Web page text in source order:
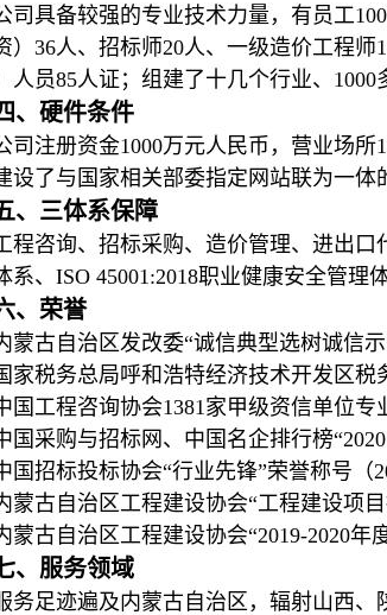
司具备较强的专业技术力量，有员工
）36人、招标师20人、一级造价工程
人员85人证；组建了十几个行业、
、硬件条件
司注册资金1000万元人民币，营业场
设了与国家相关部委指定网站联为一体
、三体系保障
程咨询、招标采购、造价管理、进出口
系、ISO 45001:2018职业健康安全管理
、荣誉
蒙古自治区发改委“诚信典型选树诚信示
家税务总局呼和浩特经济技术开发区税
国工程咨询协会1381家甲级资信单位专
国采购与招标网、中国名企排行榜
国招标投标协会“行业先锋”荣誉称号（
蒙古自治区工程建设协会“工程建设项
蒙古自治区工程建设协会“2019-2020年
、服务领域
务足迹遍及内蒙古自治区，辐射山西、